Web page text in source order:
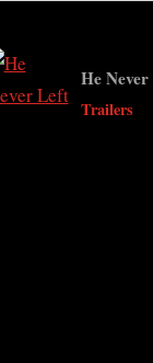
He
Trailers